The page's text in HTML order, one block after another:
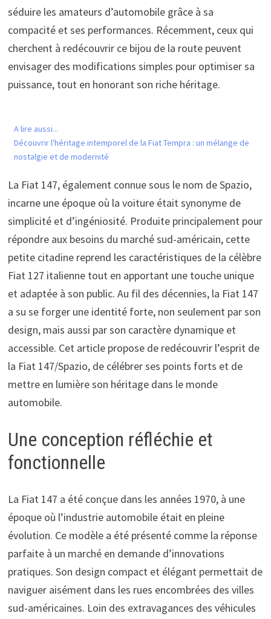
séduire les amateurs d’automobile grâce à sa
compacité et ses performances. Récemment, ceux qui
cherchent à redécouvrir ce bijou de la route peuvent
envisager des modifications simples pour optimiser sa
puissance, tout en honorant son riche héritage.
A lire aussi...
Découvrir l'héritage intemporel de la Fiat Tempra : un mélange de
nostalgie et de modernité
La Fiat 147, également connue sous le nom de Spazio,
incarne une époque où la voiture était synonyme de
simplicité et d’ingéniosité. Produite principalement pour
répondre aux besoins du marché sud-américain, cette
petite citadine reprend les caractéristiques de la célèbre
Fiat 127 italienne tout en apportant une touche unique
et adaptée à son public. Au fil des décennies, la Fiat 147
a su se forger une identité forte, non seulement par son
design, mais aussi par son caractère dynamique et
accessible. Cet article propose de redécouvrir l’esprit de
la Fiat 147/Spazio, de célébrer ses points forts et de
mettre en lumière son héritage dans le monde
automobile.
Une conception réfléchie et
fonctionnelle
La Fiat 147 a été conçue dans les années 1970, à une
époque où l’industrie automobile était en pleine
évolution. Ce modèle a été présenté comme la réponse
parfaite à un marché en demande d’innovations
pratiques. Son design compact et élégant permettait de
naviguer aisément dans les rues encombrées des villes
sud-américaines. Loin des extravagances des véhicules